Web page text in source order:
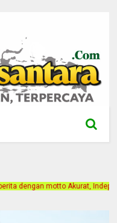
Terpercaya. Alamat